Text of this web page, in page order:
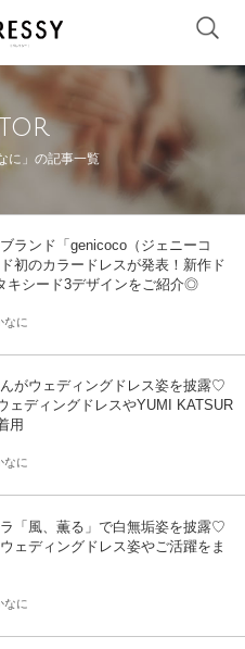
に」の記事一覧
ランド「genicoco（ジェニーコ
初のカラードレスが発表！新作ド
キシード3デザインをご紹介◎
なに
がウェディングドレス姿を披露♡
ェディングドレスやYUMI KATSUR
用
なに
「風、薫る」で白無垢姿を披露♡
ェディングドレス姿やご活躍をま
なに